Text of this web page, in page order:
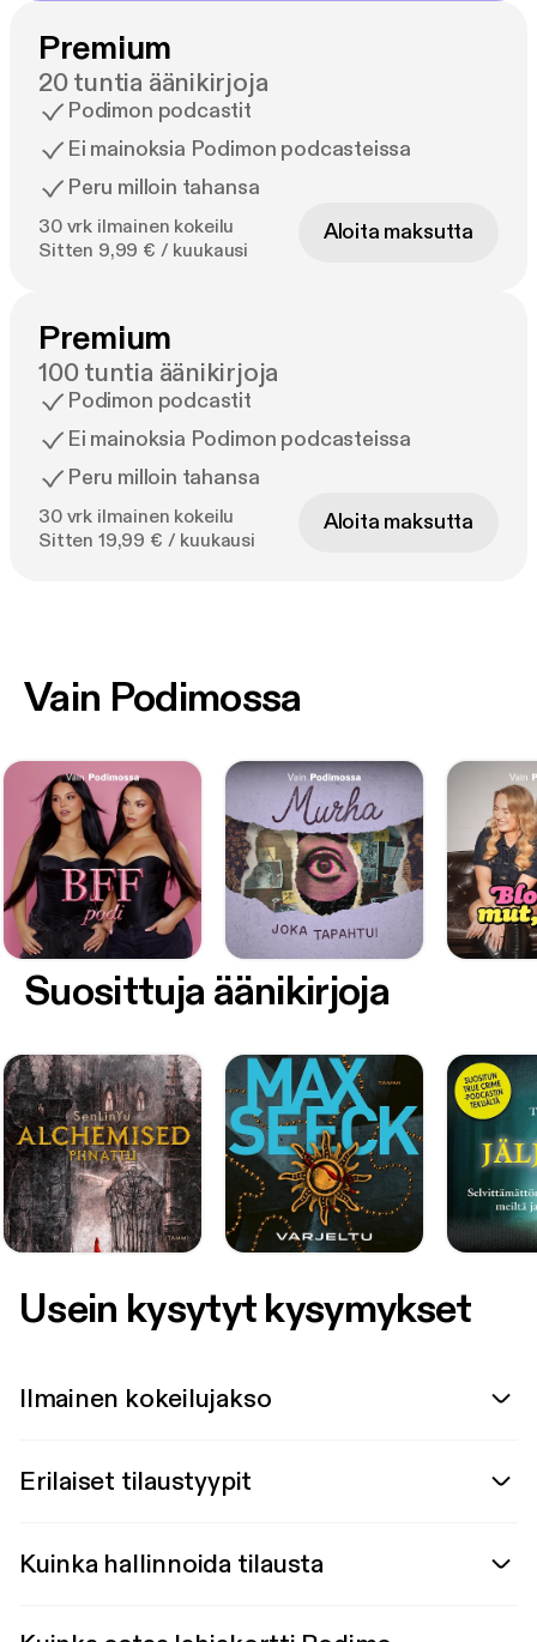
Premium
20 tuntia äänikirjoja
Podimon podcastit
Ei mainoksia Podimon podcasteissa
Peru milloin tahansa
30 vrk ilmainen kokeilu
Sitten 9,99 € / kuukausi
Aloita maksutta
Premium
100 tuntia äänikirjoja
Podimon podcastit
Ei mainoksia Podimon podcasteissa
Peru milloin tahansa
30 vrk ilmainen kokeilu
Sitten 19,99 € / kuukausi
Aloita maksutta
Vain Podimossa
Suosittuja äänikirjoja
Usein kysytyt kysymykset
Ilmainen kokeilujakso
Erilaiset tilaustyypit
Kuinka hallinnoida tilausta